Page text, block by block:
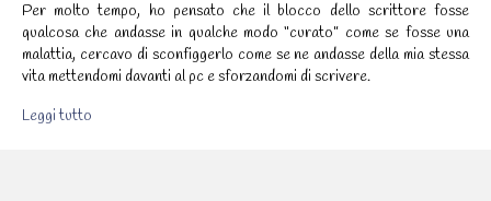
Per molto tempo, ho pensato che il blocco dello scrittore fosse
qualcosa che andasse in qualche modo “curato” come se fosse una
malattia, cercavo di sconfiggerlo come se ne andasse della mia stessa
vita mettendomi davanti al pc e sforzandomi di scrivere.
Leggi tutto